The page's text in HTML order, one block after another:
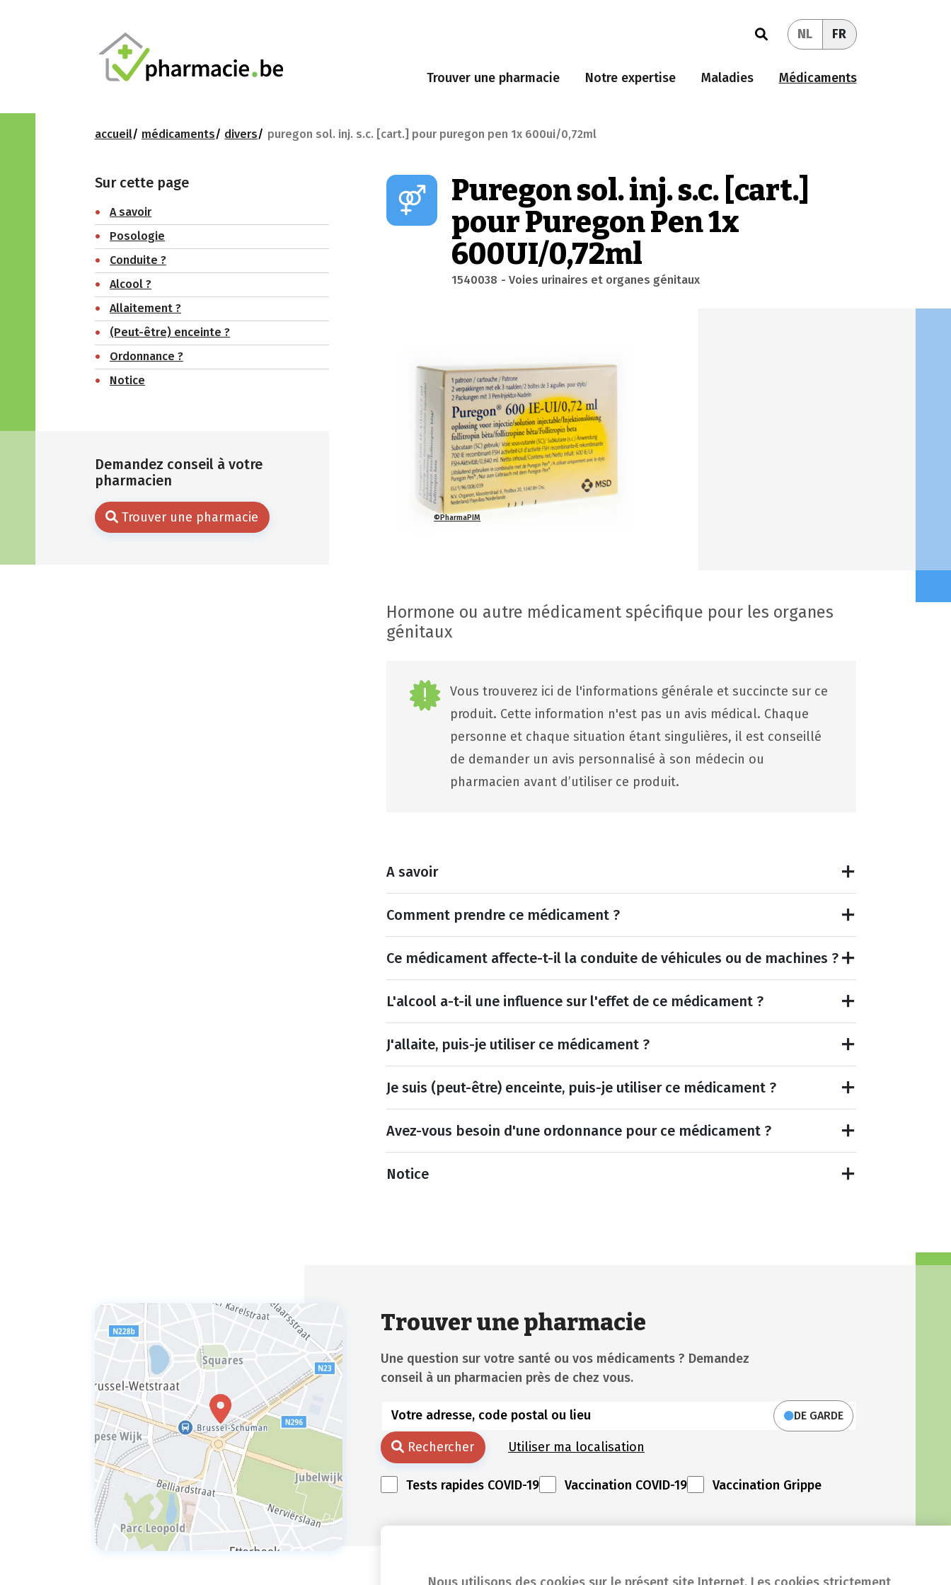
NL FR
Trouver une pharmacie Notre expertise Maladies Médicaments
accueil médicaments divers puregon sol. inj. s.c. [cart.] pour puregon pen 1x 600ui/0,72ml
Demandez conseil à votre
pharmacien
Trouver une pharmacie
Sur cette page
A savoir
Posologie
Conduite ?
Alcool ?
Allaitement ?
(Peut-être) enceinte ?
Ordonnance ?
Notice
Puregon sol. inj. s.c. [cart.]
pour Puregon Pen 1x
600UI/0,72ml
1540038 - Voies urinaires et organes génitaux
©PharmaPIM
Hormone ou autre médicament spécifique pour les organes
génitaux
Vous trouverez ici de l'informations générale et succincte sur ce
produit. Cette information n'est pas un avis médical. Chaque
personne et chaque situation étant singulières, il est conseillé
de demander un avis personnalisé à son médecin ou
pharmacien avant d’utiliser ce produit.
A savoir
Comment prendre ce médicament ?
Ce médicament affecte-t-il la conduite de véhicules ou de machines ?
L'alcool a-t-il une influence sur l'effet de ce médicament ?
J'allaite, puis-je utiliser ce médicament ?
Je suis (peut-être) enceinte, puis-je utiliser ce médicament ?
Avez-vous besoin d'une ordonnance pour ce médicament ?
Notice
Trouver une pharmacie
Une question sur votre santé ou vos médicaments ? Demandez
conseil à un pharmacien près de chez vous.
DE GARDE
Rechercher Utiliser ma localisation
Tests rapides COVID-19 Vaccination COVID-19 Vaccination Grippe